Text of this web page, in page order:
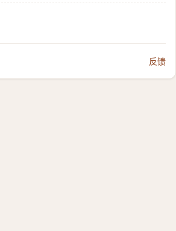
反馈